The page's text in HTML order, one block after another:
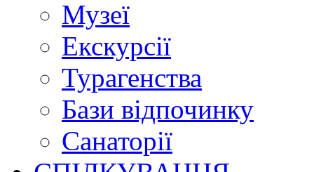
Музеї
Екскурсії
Турагенства
Бази відпочинку
Санаторії